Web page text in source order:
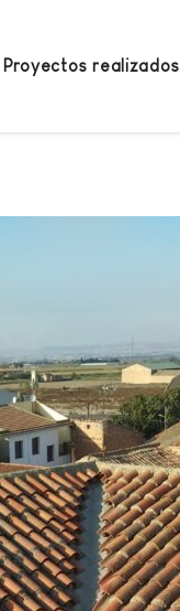
Proyectos realizados